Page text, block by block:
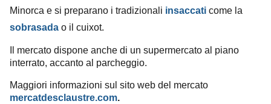
Minorca e si preparano i tradizionali insaccati come la
sobrasada o il cuixot.
Il mercato dispone anche di un supermercato al piano
interrato, accanto al parcheggio.
Maggiori informazioni sul sito web del mercato
mercatdesclaustre.com.